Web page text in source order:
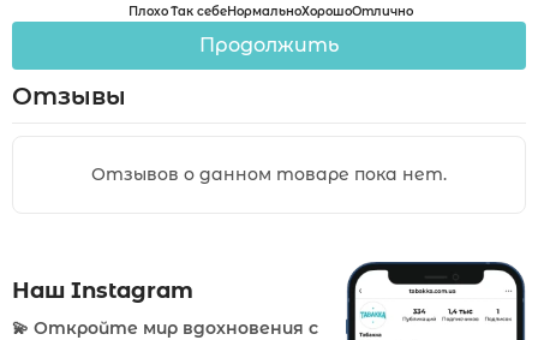
ПлохоТак себеНормальноХорошоОтлично
Продолжить
Отзывы
Отзывов о данном товаре пока нет.
Наш Instagram
💫 Откройте мир вдохновения с